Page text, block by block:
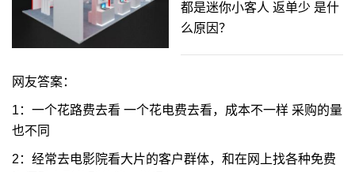
都是迷你小客人 返单少 是什
么原因？
网友答案：
1：一个花路费去看 一个花电费去看，成本不一样 采购的量
也不同
2：经常去电影院看大片的客户群体，和在网上找各种免费